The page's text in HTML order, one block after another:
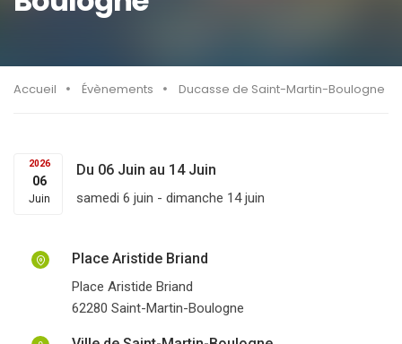
Accueil Évènements Ducasse de Saint-Martin-Boulogne
2026
06
Juin
Du 06 Juin au 14 Juin
samedi 6 juin - dimanche 14 juin
Place Aristide Briand
Place Aristide Briand
62280 Saint-Martin-Boulogne